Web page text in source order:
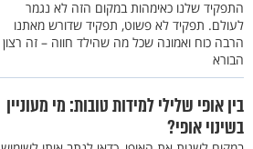
התפקיד שלנו כאימהות במקום הזה לא נגמר
לעולם. תפקיד לא פשוט, תפקיד שדורש מאתנו
הרבה כוח ואמונה שכל מה שהילד חווה – זה רצון
הבורא
בין אופי שלילי למידות טובות: מי מעוניין
בשינוי אופי?